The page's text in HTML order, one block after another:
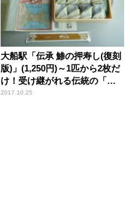
大船駅「伝承 鯵の押寿し(復刻
版)」(1,250円)～1匹から2枚だ
け！受け継がれる伝統の「鯵
と味」②
2017.10.25